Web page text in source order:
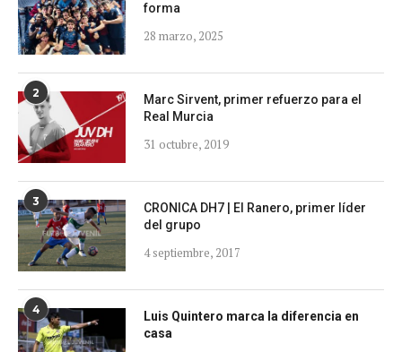
forma
28 marzo, 2025
2
Marc Sirvent, primer refuerzo para el
Real Murcia
31 octubre, 2019
3
CRONICA DH7 | El Ranero, primer líder
del grupo
4 septiembre, 2017
4
Luis Quintero marca la diferencia en
casa